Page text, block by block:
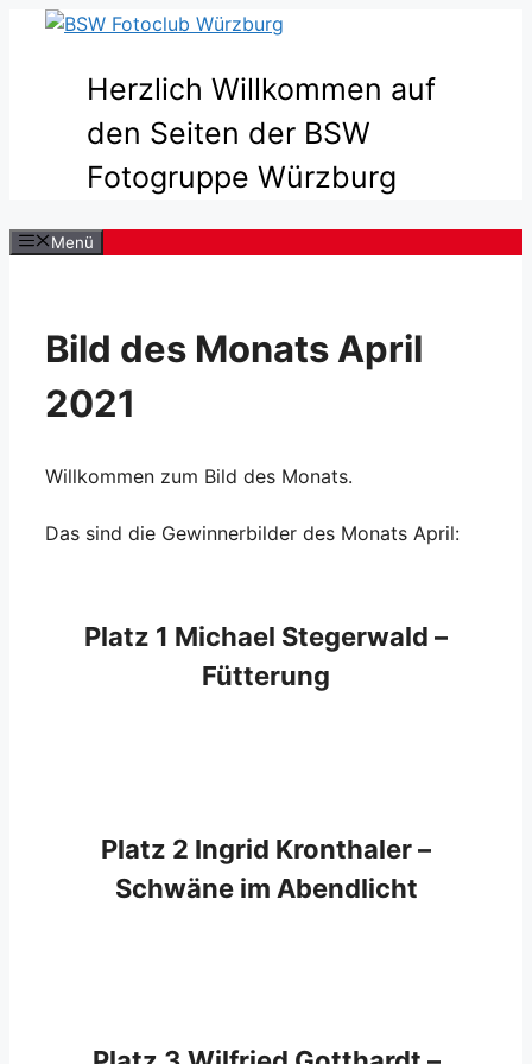
Zum
Herzlich Willkommen auf
den Seiten der BSW
Fotogruppe Würzburg
Menü
Bild des Monats April
2021
Willkommen zum Bild des Monats.
Das sind die Gewinnerbilder des Monats April:
Platz 1 Michael Stegerwald –
Fütterung
Platz 2 Ingrid Kronthaler –
Schwäne im Abendlicht